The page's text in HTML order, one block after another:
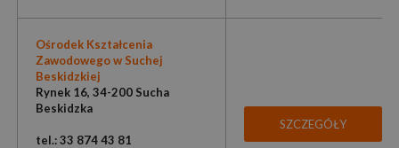
Ośrodek Kształcenia
Zawodowego w Suchej
Beskidzkiej
Rynek 16, 34-200 Sucha
Beskidzka
tel.: 33 874 43 81
SZCZEGÓŁY